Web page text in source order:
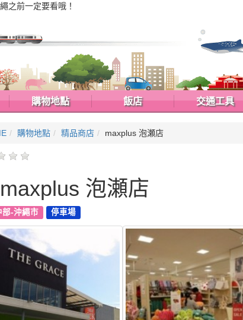
之前一定要看哦！
購物地點 飯店 交通工具
購物地點 精品商店 maxplus 泡瀬店
泡瀬店
部-沖繩市 停車場